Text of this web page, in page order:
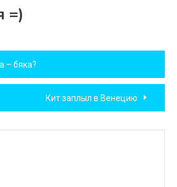
=)
– бяка?
Кит заплыл в Венецию